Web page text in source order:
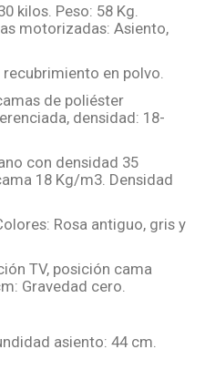
kilos. Peso: 58 Kg.
motorizadas: Asiento,
en polvo.
de poliéster
densidad: 18-
con densidad 35
18 Kg/m3. Densidad
Rosa antiguo, gris y
TV, posición cama
Gravedad cero.
asiento: 44 cm.